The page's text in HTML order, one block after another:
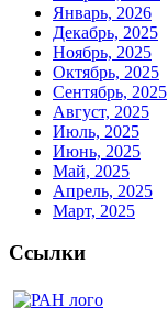
Январь, 2026
Декабрь, 2025
Ноябрь, 2025
Октябрь, 2025
Сентябрь, 2025
Август, 2025
Июль, 2025
Июнь, 2025
Май, 2025
Апрель, 2025
Март, 2025
Ссылки